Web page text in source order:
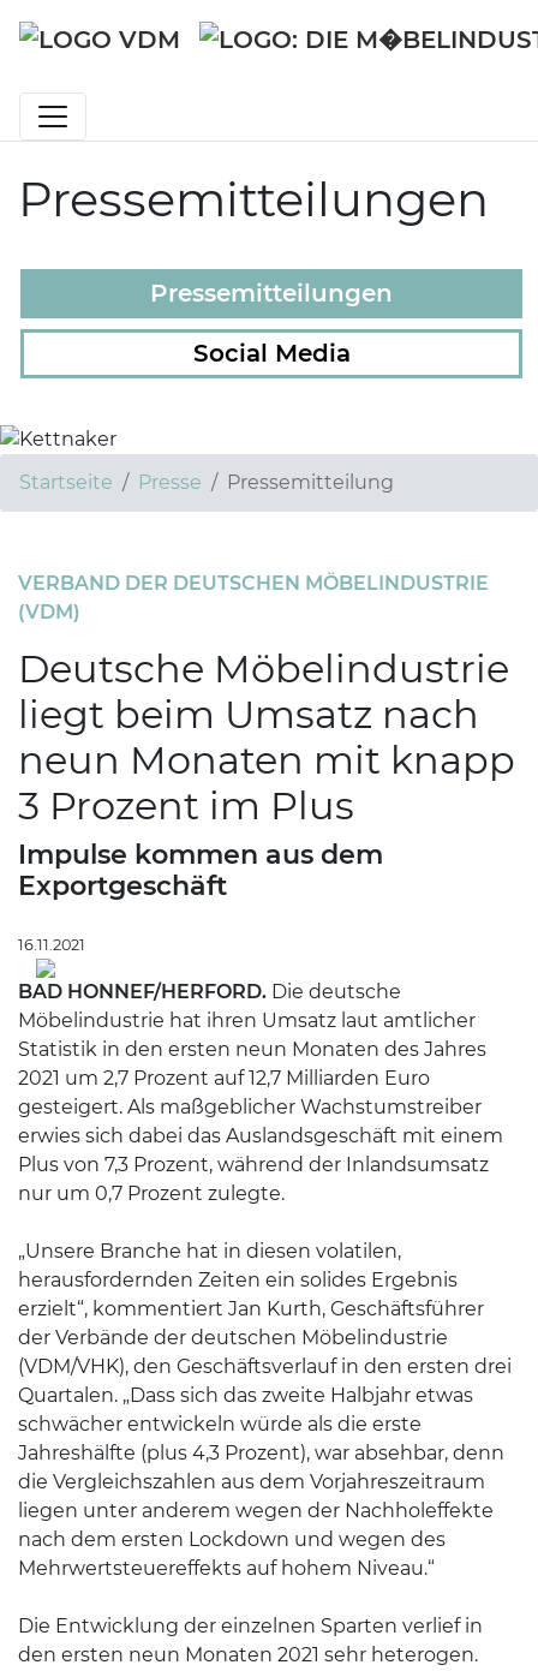
Pressemitteilungen
Pressemitteilungen
Social Media
Startseite Presse Pressemitteilung
VERBAND DER DEUTSCHEN MÖBELINDUSTRIE
(VDM)
Deutsche Möbelindustrie
liegt beim Umsatz nach
neun Monaten mit knapp
3 Prozent im Plus
Impulse kommen aus dem
Exportgeschäft
16.11.2021
BAD HONNEF/HERFORD. Die deutsche
Möbelindustrie hat ihren Umsatz laut amtlicher
Statistik in den ersten neun Monaten des Jahres
2021 um 2,7 Prozent auf 12,7 Milliarden Euro
gesteigert. Als maßgeblicher Wachstumstreiber
erwies sich dabei das Auslandsgeschäft mit einem
Plus von 7,3 Prozent, während der Inlandsumsatz
nur um 0,7 Prozent zulegte.
„Unsere Branche hat in diesen volatilen,
herausfordernden Zeiten ein solides Ergebnis
erzielt“, kommentiert Jan Kurth, Geschäftsführer
der Verbände der deutschen Möbelindustrie
(VDM/VHK), den Geschäftsverlauf in den ersten drei
Quartalen. „Dass sich das zweite Halbjahr etwas
schwächer entwickeln würde als die erste
Jahreshälfte (plus 4,3 Prozent), war absehbar, denn
die Vergleichszahlen aus dem Vorjahreszeitraum
liegen unter anderem wegen der Nachholeffekte
nach dem ersten Lockdown und wegen des
Mehrwertsteuereffekts auf hohem Niveau.“
Die Entwicklung der einzelnen Sparten verlief in
den ersten neun Monaten 2021 sehr heterogen.